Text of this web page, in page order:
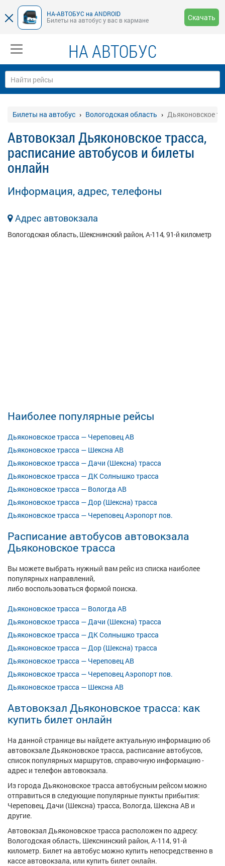
НА-АВТОБУС на ANDROID
Билеты на автобус у вас в кармане
Скачать
НА АВТОБУС
Билеты на автобус Вологодская область Дьяконовское
Автовокзал Дьяконовское трасса,
расписание автобусов и билеты
онлайн
Информация, адрес, телефоны
Адрес автовокзала
Вологодская область, Шекснинский район, А-114, 91-й километр
Наиболее популярные рейсы
Дьяконовское трасса — Череповец АВ
Дьяконовское трасса — Шексна АВ
Дьяконовское трасса — Дачи (Шексна) трасса
Дьяконовское трасса — ДК Солнышко трасса
Дьяконовское трасса — Вологда АВ
Дьяконовское трасса — Дор (Шексна) трасса
Дьяконовское трасса — Череповец Аэропорт пов.
Расписание автобусов автовокзала
Дьяконовское трасса
Вы можете выбрать нужный вам рейс из списка наиболее
популярных направлений,
либо воспользоваться формой поиска.
Дьяконовское трасса — Вологда АВ
Дьяконовское трасса — Дачи (Шексна) трасса
Дьяконовское трасса — ДК Солнышко трасса
Дьяконовское трасса — Дор (Шексна) трасса
Дьяконовское трасса — Череповец АВ
Дьяконовское трасса — Череповец Аэропорт пов.
Дьяконовское трасса — Шексна АВ
Автовокзал Дьяконовское трасса: как
купить билет онлайн
На данной странице вы найдете актуальную информацию об
автовокзале Дьяконовское трасса, расписание автобусов,
список популярных маршрутов, справочную информацию -
адрес и телефон автовокзала.
Из города Дьяконовское трасса автобусным рейсом можно
отправиться в следующие популярные пункты прибытия:
Череповец, Дачи (Шексна) трасса, Вологда, Шексна АВ и
другие.
Автовокзал Дьяконовское трасса расположен по адресу:
Вологодская область, Шекснинский район, А-114, 91-й
километр. Билет на автобус можно купить непосредственно в
кассе автовокзала, или купить билет онлайн.